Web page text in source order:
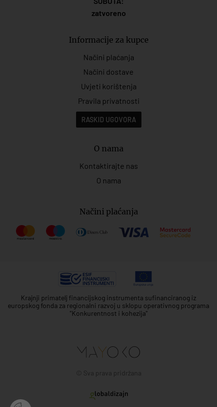
zatvoreno
Informacije za kupce
Načini plaćanja
Načini dostave
Uvjeti korištenja
Pravila privatnosti
RASKID UGOVORA
O nama
Kontaktirajte nas
O nama
Načini plaćanja
Krajnji primatelj financijskog instrumenta sufinanciranog iz
europskog fonda za regionalni razvoj u sklopu operativnog programa
"Konkurentnost i kohezija"
© Sva prava pridržana